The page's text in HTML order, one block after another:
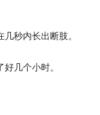
秒内长出断肢。
几个小时。